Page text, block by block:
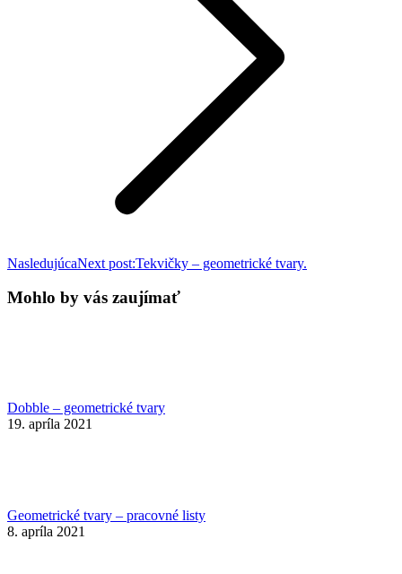
NasledujúcaNext post:Tekvičky – geometrické tvary.
Mohlo by vás zaujímať
Dobble – geometrické tvary
19. apríla 2021
Geometrické tvary – pracovné listy
8. apríla 2021